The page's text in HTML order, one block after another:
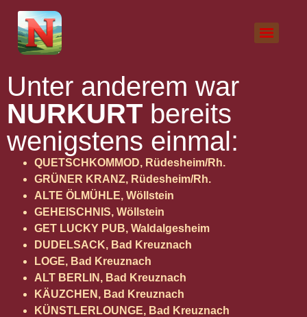
Unter anderem war
NURKURT bereits
wenigstens einmal:
QUETSCHKOMMOD, Rüdesheim/Rh.
GRÜNER KRANZ, Rüdesheim/Rh.
ALTE ÖLMÜHLE, Wöllstein
GEHEISCHNIS, Wöllstein
GET LUCKY PUB, Waldalgesheim
DUDELSACK, Bad Kreuznach
LOGE, Bad Kreuznach
ALT BERLIN, Bad Kreuznach
KÄUZCHEN, Bad Kreuznach
KÜNSTLERLOUNGE, Bad Kreuznach